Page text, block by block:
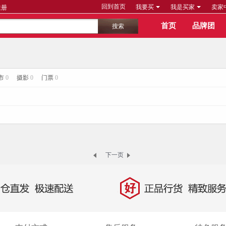
回到首页 我要买 我是买家 卖家
首页 品牌团
0 摄影 0 门票 0
下一页
发，极速配送 好 正品行货，精致服务